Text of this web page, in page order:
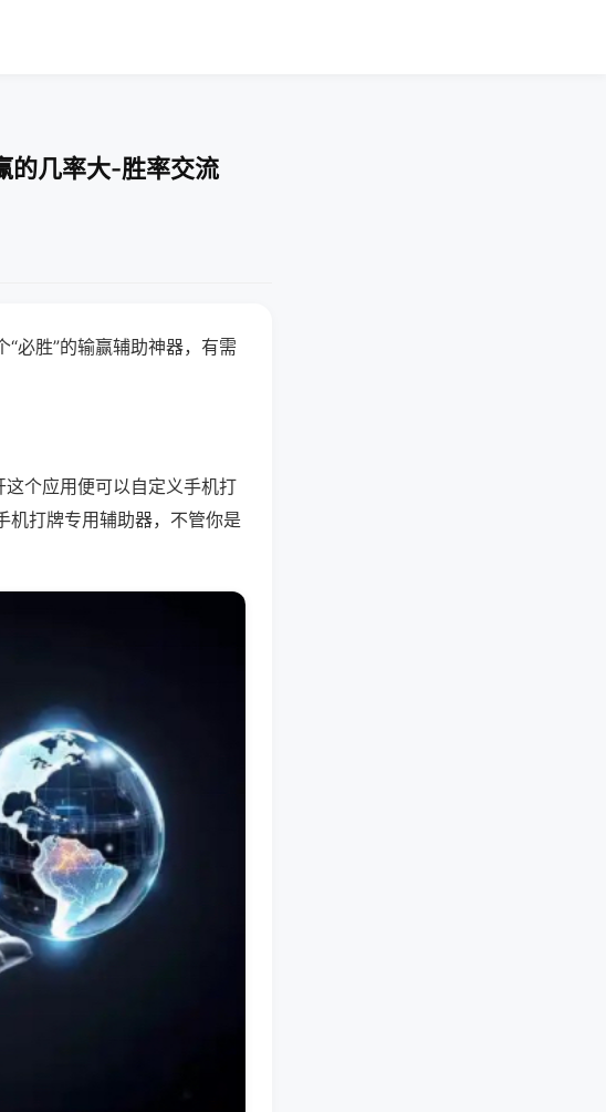
的几率大-胜率交流
必胜”的输赢辅助神器，有需
个应用便可以自定义手机打
机打牌专用辅助器，不管你是